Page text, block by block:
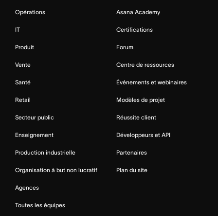
Opérations
IT
Produit
Vente
Santé
Retail
Secteur public
Enseignement
Production industrielle
Organisation à but non lucratif
Agences
Toutes les équipes
Asana Academy
Certifications
Forum
Centre de ressources
Événements et webinaires
Modèles de projet
Réussite client
Développeurs et API
Partenaires
Plan du site